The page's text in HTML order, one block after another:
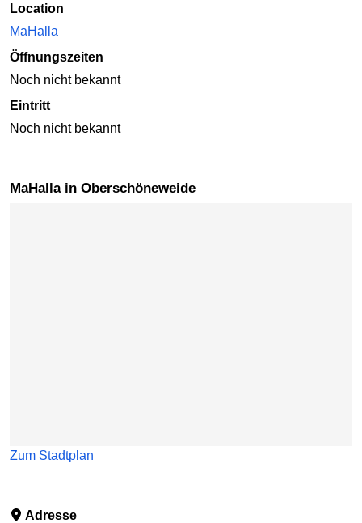
Location
MaHalla
Öffnungszeiten
Noch nicht bekannt
Eintritt
Noch nicht bekannt
MaHalla in Oberschöneweide
Zum Stadtplan
Adresse